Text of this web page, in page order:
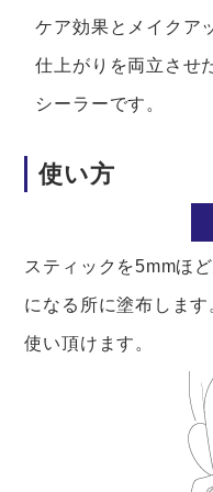
ケア効果とメイクア
仕上がりを両立させ
シーラーです。
使い方
スティックを5mmほ
になる所に塗布しま
使い頂けます。